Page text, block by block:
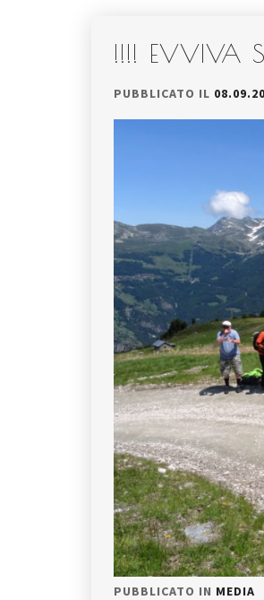
!!!! EVVIVA
PUBBLICATO IL
PUBBLICATO IN MEDIA